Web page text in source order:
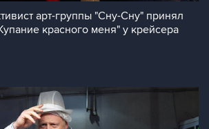
арт-группы "Сну-Сну" принял
красного меня" у крейсера